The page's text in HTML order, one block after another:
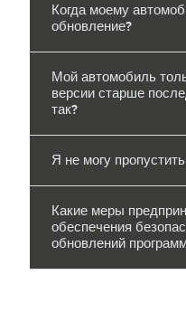
Когда моему
обновление?
Мой автомобиль
версии старше
так?
Я не могу
Какие меры
обеспечения
обновлений